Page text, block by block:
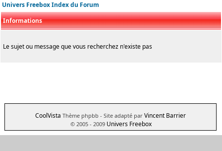
Univers Freebox Index du Forum
Informations
Le sujet ou message que vous recherchez n'existe pas
CoolVista Thème phpbb - Site adapté par Vincent Barrier
© 2005 - 2009 Univers Freebox